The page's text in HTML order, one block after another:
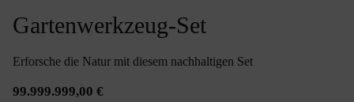
Gartenwerkzeug-Set
Erforsche die Natur mit diesem nachhaltigen Set
99.999.999,00 €